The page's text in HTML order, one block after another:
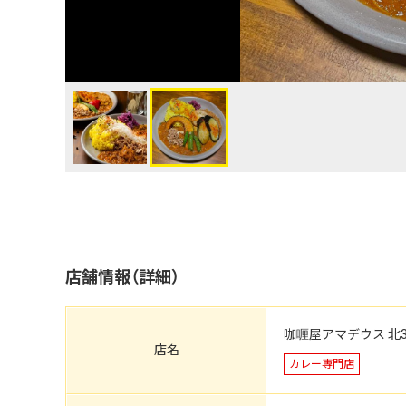
店舗情報（詳細）
店名
咖喱屋アマデウス 北
カレー専門店